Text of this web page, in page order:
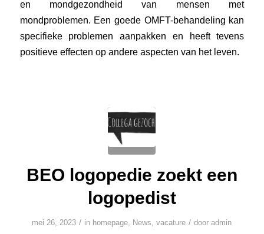
en mondgezondheid van mensen met
mondproblemen. Een goede OMFT-behandeling kan
specifieke problemen aanpakken en heeft tevens
positieve effecten op andere aspecten van het leven.
BEO logopedie zoekt een
logopedist
mei 26, 2023 / in homepage, News,vacature / dooradmin